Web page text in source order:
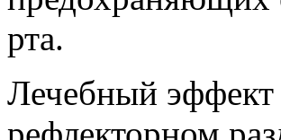
рта.
Лечебный эффект